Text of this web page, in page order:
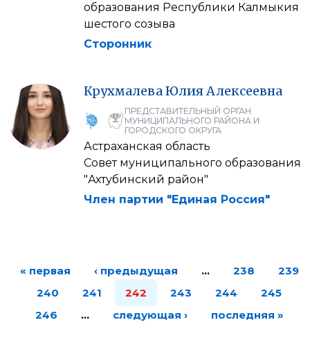
образования Республики Калмыкия
шестого созыва
Сторонник
КрухмалеваЮлияАлексеевна
ПРЕДСТАВИТЕЛЬНЫЙ ОРГАН
МУНИЦИПАЛЬНОГО РАЙОНА И
ГОРОДСКОГО ОКРУГА
Астраханская область
Совет муниципального образования
"Ахтубинский район"
Член партии "Единая Россия"
« первая ‹ предыдущая … 238
239
240
241 242 243 244
245
246
… следующая › последняя »